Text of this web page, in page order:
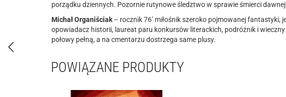
porządku dziennych. Pozornie rutynowe śledztwo w sprawie śmierci
Michał Organiściak – rocznik 76’ miłośnik szeroko pojmowanej fantastyki,
opowiadacz historii, laureat paru konkursów literackich, podróżnik i
połowy pełną, a na cmentarzu dostrzega same plusy.
POWIĄZANE PRODUKTY